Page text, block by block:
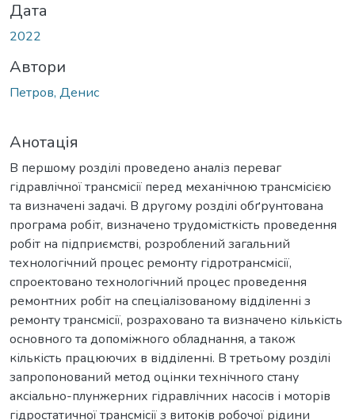
Дата
2022
Автори
Петров, Денис
Анотація
В першому розділі проведено аналіз переваг
гідравлічної трансмісії перед механічною трансмісією
та визначені задачі. В другому розділі обґрунтована
програма робіт, визначено трудомісткість проведення
робіт на підприємстві, розроблений загальний
технологічний процес ремонту гідротрансмісії,
спроектовано технологічний процес проведення
ремонтних робіт на спеціалізованому відділенні з
ремонту трансмісії, розраховано та визначено кількість
основного та допоміжного обладнання, а також
кількість працюючих в відділенні. В третьому розділі
запропонований метод оцінки технічного стану
аксіально-плунжерних гідравлічних насосів і моторів
гідростатичної трансмісії з витоків робочої рідини